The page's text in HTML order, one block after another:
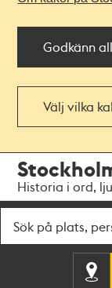
Godkänn
Välj vilka
navigationen
huvudinnehållet
Historia i ord,